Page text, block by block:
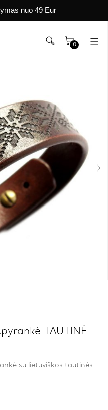
nuo 49 Eur
0
TAUTINĖ
su lietuviškos tautinės